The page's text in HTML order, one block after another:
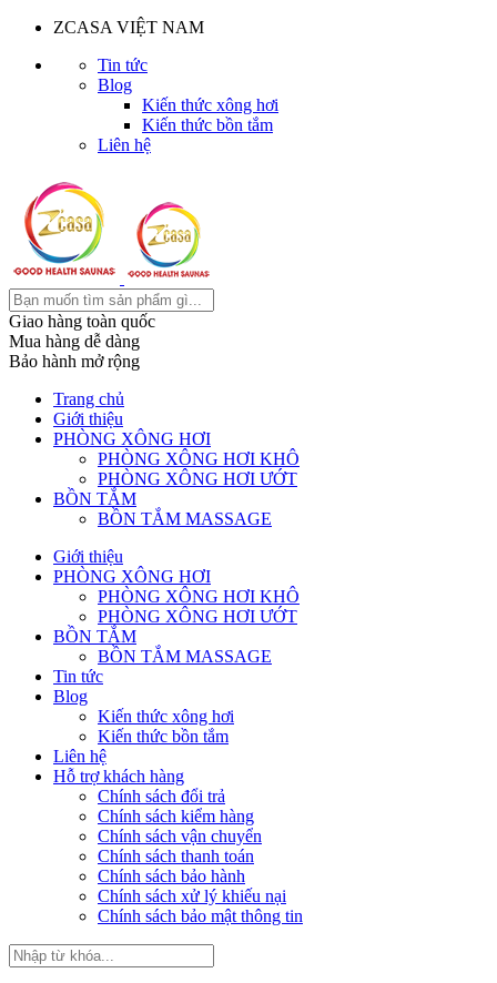
ZCASA VIỆT NAM
Tin tức
Blog
Kiến thức xông hơi
Kiến thức bồn tắm
Liên hệ
Giao hàng toàn quốc
Mua hàng dễ dàng
Bảo hành mở rộng
Trang chủ
Giới thiệu
PHÒNG XÔNG HƠI
PHÒNG XÔNG HƠI KHÔ
PHÒNG XÔNG HƠI ƯỚT
BỒN TẮM
BỒN TẮM MASSAGE
Giới thiệu
PHÒNG XÔNG HƠI
PHÒNG XÔNG HƠI KHÔ
PHÒNG XÔNG HƠI ƯỚT
BỒN TẮM
BỒN TẮM MASSAGE
Tin tức
Blog
Kiến thức xông hơi
Kiến thức bồn tắm
Liên hệ
Hỗ trợ khách hàng
Chính sách đổi trả
Chính sách kiểm hàng
Chính sách vận chuyển
Chính sách thanh toán
Chính sách bảo hành
Chính sách xử lý khiếu nại
Chính sách bảo mật thông tin